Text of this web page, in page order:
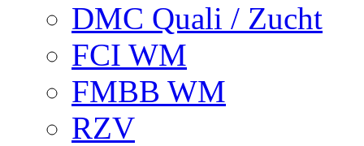
DMC Quali / Zucht
FCI WM
FMBB WM
RZV